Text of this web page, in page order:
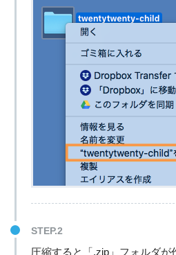
STEP.2
圧縮すると「.zip」フォルダが